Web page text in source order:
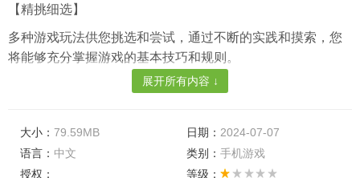
【精挑细选】
多种游戏玩法供您挑选和尝试，通过不断的实践和摸索，您
将能够充分掌握游戏的基本技巧和规则。
展开所有内容 ↓
大小： 79.59MB 日期： 2024-07-07
语言： 中文 类别： 手机游戏
授权：
等级：